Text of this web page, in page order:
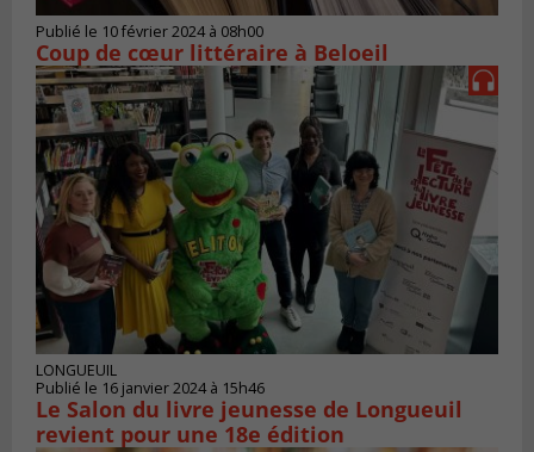
Publié le 10 février 2024 à 08h00
Coup de cœur littéraire à Beloeil
LONGUEUIL
Publié le 16 janvier 2024 à 15h46
Le Salon du livre jeunesse de Longueuil
revient pour une 18e édition